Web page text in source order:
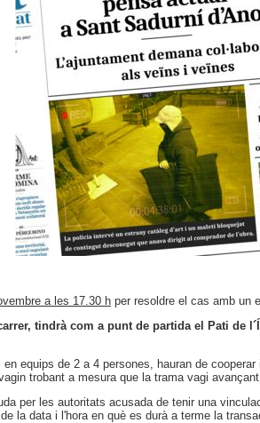
a les 17.30 h per resoldre el cas amb un
tindrà com a punt de partida el Pati de
equips de 2 a 4 persones, hauran de
trobant a mesura que la trama vagi avançant.
per les autoritats acusada de tenir una
la data i l'hora en què es durà a terme la